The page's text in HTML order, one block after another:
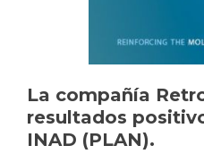
La compañía
resultados
INAD (PLAN).